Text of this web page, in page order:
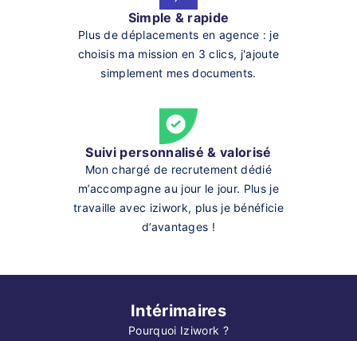
Simple & rapide
Plus de déplacements en agence : je
choisis ma mission en 3 clics, j'ajoute
simplement mes documents.
Suivi personnalisé & valorisé
Mon chargé de recrutement dédié
m’accompagne au jour le jour. Plus je
travaille avec iziwork, plus je bénéficie
d’avantages !
Intérimaires
Pourquoi Iziwork ?